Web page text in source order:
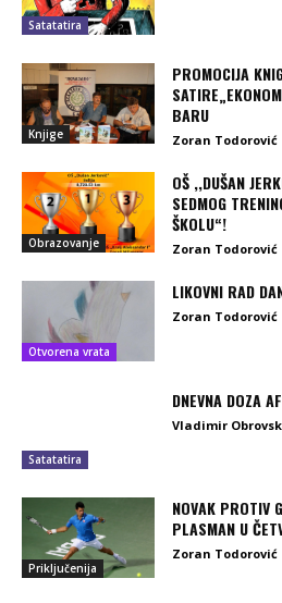
Satatatira
Knjige
PROMOCIJA
BARU
Zoran Todorović
Obrazovanje
OŠ ,,DUŠAN
SEDMOG
ŠKOLU“!
Zoran Todorović
Otvorena vrata
LIKOVNI RAD
Zoran Todorović
Satatatira
DNEVNA DOZA
Vladimir
Priključenija
NOVAK PROTIV
PLASMAN U
Zoran Todorović